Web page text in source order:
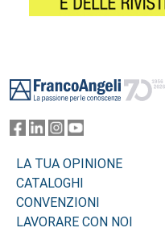
LA TUA OPINIONE
CATALOGHI
CONVENZIONI
LAVORARE CON NOI